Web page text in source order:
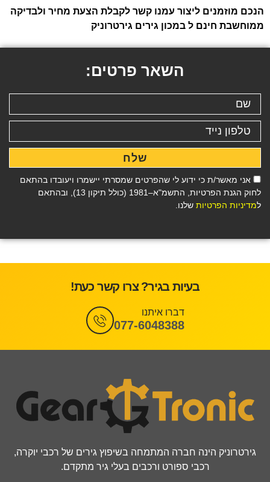
הנכם מוזמנים ליצור עמנו קשר לקבלת הצעת מחיר ולבדיקה
ממוחשבת חינם ל במכון גירים גירטרוניק
השאר פרטים:
אני מאשר/ת כי ידוע לי שהפרטים שמסרתי יישמרו ויעובדו בהתאם
לחוק הגנת הפרטיות, התשמ"א–1981 (כולל תיקון 13), ובהתאם
למדיניות הפרטיות שלנו.
שלח
בעיות בגיר? צרו קשר כעת!
דברו איתנו
077-6048388
גירטרוניק הינה חברה המתמחה בשיפוץ גירים של רכבי יוקרה,
רכבי ספורט ורכבים בעלי גיר מתקדם.